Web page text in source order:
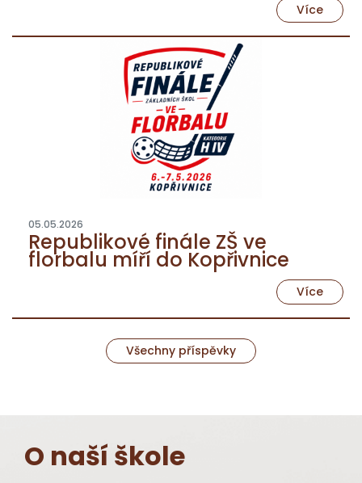
Více
05.05.2026
Republikové finále ZŠ ve
florbalu míří do Kopřivnice
Více
Všechny příspěvky
O naší škole